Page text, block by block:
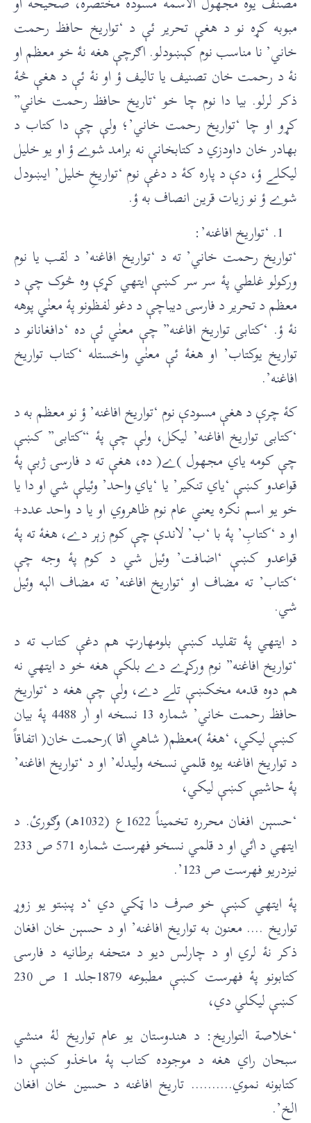
مبوبه کړه نو د هغې تحرير ئې د ‘تواريخ حافظ رحمت
خاني’ نا مناسب نوم کېښودلو. اګرچې هغه نۀ خو معظم او
نۀ د رحمت خان تصنيف يا تاليف ؤ او نۀ ئې د هغې څۀ
ذکر لرلو. بيا دا نوم چا خو ‘تاريخ حافظ رحمت خاني”
کړو او چا ‘تواريخ رحمت خاني’؛ ولې چې دا کتاب د
بهادر خان داودزي د کتابخانې نه برامد شوے ؤ او يو خليل
ليکلے ؤ، دې د پاره کۀ د دغې نوم ‘تواريخِ خليل’ ايښودل
شوے ؤ نو زيات قرين انصاف به ؤ.
‘تواريخ افاغنه’:
‘تواريخ رحمت خاني’ ته د ‘تواريخ افاغنه’ د لقب يا نوم
ورکولو غلطي پۀ سر سر کښې ايتهي کړې وه څوک چې د
معظم د تحرير د فارسۍ ديباچې د دغو لفظونو پۀ معنٰي پوهه
نۀ ؤ. ‘کتابی تواريخ افاغنه” چې معنٰي ئې ده ‘دافغانانو د
تواريخ يوکتاب’ او هغۀ ئې معنٰي واخستله ‘کتاب تواريخ
افاغنه’.
کۀ چرې د هغې مسودې نوم ‘تواريخ افاغنه’ ؤ نو معظم به د
‘کتابی تواريخ افاغنه’ ليکل، ولې چې پۀ “کتابی” کښې
چې کومه ياي مجهول )ے( ده، هغې ته د فارسۍ ژبې پۀ
قواعدو کښې ‘ياي تنکير’ يا ‘ياي واحد’ وئيلې شي او دا يا
خو يو اسم نکره يعني عام نوم ظاهروي او يا د واحد عدد+
او د ‘کتابِ’ پۀ با ‘ب’ لاندې چې کوم زېر دے، هغۀ ته پۀ
قواعدو کښې ‘اضافت’ وئيل شي د کوم پۀ وجه چې
‘کتاب’ ته مضاف او ‘تواريخ افاغنه’ ته مضاف الېه وئيل
شي.
د ايتهي پۀ تقليد کښې بلومهارټ هم دغې کتاب ته د
‘تواريخ افاغنه” نوم ورکړے دے بلکې هغه خو د ايتهي نه
هم دوه قدمه مخکښې تلے دے، ولې چې هغه د ‘تواريخ
حافظ رحمت خاني’ شماره 13 نسخه او اٰر 4488 پۀ بيان
کښې ليکي، ‘هغۀ )معظم( شاهي اٰقا )رحمت خان( اتفاقاً
د تواريخ افاغنه يوه قلمي نسخه وليدله’ او د ‘تواريخ افاغنه’
پۀ حاشيې کښې ليکي،
‘حسېن افغان محرره تخميناً 1622ع (1032هـ) وګورئ. د
ايتهي د اٰئي او د قلمي نسخو فهرست شماره 571 ص 233
نيزدريو فهرست ص 123’.
پۀ ايتهي کښې خو صرف دا ټکي دي ‘د پښتو يو زوړ
تواريخ …. معنون به تواريخ افاغنه’ او د حسېن خان افغان
ذکر نۀ لري او د چارلس ديو د متحفه برطانيه د فارسۍ
کتابونو پۀ فهرست کښې مطبوعه 1879جلد 1 ص 230
کښې ليکلي دي،
‘خلاصة التواريخ: د هندوستان يو عام تواريخ لۀ منشي
سبحان راي هغه د موجوده کتاب پۀ ماخذو کښې دا
کتابونه نموي………. تاريخ افاغنه د حسين خان افغان
الخ’.